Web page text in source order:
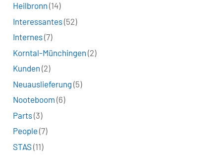
Heilbronn (14)
Interessantes(52)
Internes(7)
Korntal-Münchingen (2)
Kunden (2)
Neuauslieferung (5)
Nooteboom (6)
Parts(3)
People (7)
STAS (11)